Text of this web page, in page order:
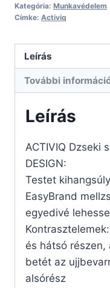
Kategória: Munkavédelem
Címke: Activiq
Leírás
További
Leírás
ACTIVIQ Dzseki
DESIGN:
Testet
EasyBrand
egyedivé
és hátsó részen,
betét az
alsórész